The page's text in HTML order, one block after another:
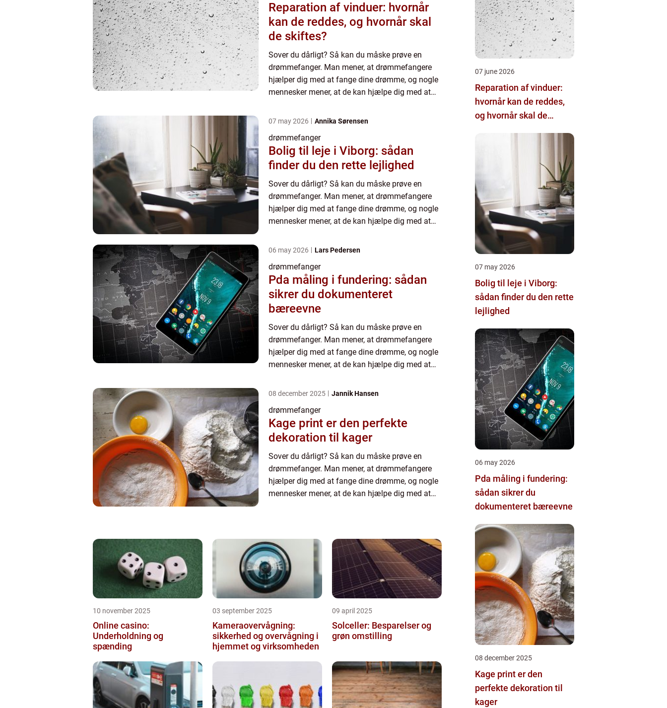
Reparation af vinduer: hvornår
kan de reddes, og hvornår skal
de skiftes?
Sover du dårligt? Så kan du måske prøve en
drømmefanger. Man mener, at drømmefangere
hjælper dig med at fange dine drømme, og nogle
mennesker mener, at de kan hjælpe dig med at
forskellige former og størrelser...
07 may 2026 Annika Sørensen
drømmefanger
Bolig til leje i Viborg: sådan
finder du den rette lejlighed
Sover du dårligt? Så kan du måske prøve en
drømmefanger. Man mener, at drømmefangere
hjælper dig med at fange dine drømme, og nogle
mennesker mener, at de kan hjælpe dig med at
forskellige former og størrelser...
06 may 2026 Lars Pedersen
drømmefanger
Pda måling i fundering: sådan
sikrer du dokumenteret
bæreevne
Sover du dårligt? Så kan du måske prøve en
drømmefanger. Man mener, at drømmefangere
hjælper dig med at fange dine drømme, og nogle
mennesker mener, at de kan hjælpe dig med at
forskellige former og størrelser...
08 december 2025 Jannik Hansen
drømmefanger
Kage print er den perfekte
dekoration til kager
Sover du dårligt? Så kan du måske prøve en
drømmefanger. Man mener, at drømmefangere
hjælper dig med at fange dine drømme, og nogle
mennesker mener, at de kan hjælpe dig med at
10 november 2025
Online casino:
Underholdning og
spænding
03 september 2025
Kameraovervågning:
sikkerhed og overvågning i
hjemmet og virksomheden
09 april 2025
Solceller: Besparelser og
grøn omstilling
07 june 2026
Reparation af vinduer:
hvornår kan de reddes,
og hvornår skal de
07 may 2026
Bolig til leje i Viborg:
sådan finder du den rette
lejlighed
06 may 2026
Pda måling i fundering:
sådan sikrer du
dokumenteret bæreevne
08 december 2025
Kage print er den
perfekte dekoration til
kager